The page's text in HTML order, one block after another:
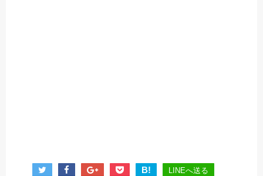
B! LINEへ送る